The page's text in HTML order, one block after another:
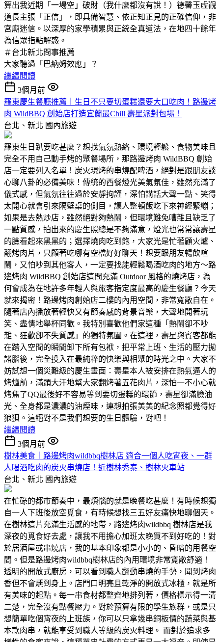
算出我近期「一場空」破財（我什麼都沒有說！）德馨玉虛觀
道長主張「正信」，即具備智慧、依正知正見的正確信仰，非
宮廟迷信。以深厚的家學積累與正統全真道法，在地四十餘年
為信眾指點解惑。
＃台北新北問事推薦
大家聽過「巴納姆效應」？
繼續閱讀
3個月前
羅東慶生餐廳推薦｜生日不只要切蛋糕還要大口吃肉！路邊烤
肉 WildBBQ 創始店打造宜蘭最Chill 壽星派對包場！
台北、新北 國內旅遊
羅東生日趴要吃甚麼？想找氣氛熱絡、環境輕鬆、食物美味且
完全不用自己動手烤的聚餐場所，那路邊烤肉 WildBBQ 創始
店一定要列入名單！炭火現烤的串燒配啤酒，絕對是跟朋友談
心聊八卦的必備美味！傳統的西餐燈光美氣氛佳，雖然充滿了
儀式感，但氣氛往往過於安靜拘謹，深怕講話大聲一點、笑得
太開心就會引來隔壁桌的側目，讓人整頓飯吃下來神經緊繃；
如果是去熱炒店，雖然絕對夠熱鬧，但環境難免嘈雜且缺乏了
一點質感，拍出來的慶生照總是不夠滿意，燈光也常常讓壽星
的臉看起來黑黑的；選擇燒肉吃到飽，大家光是忙著顧火爐、
翻烤肉片，只顧著吃哪有空檔好好聊天！想要跟朋友暢飲喧
鬧，又怕吵到其他客人，一定要找能輕鬆喝酒吃肉的地方～路
邊烤肉 WildBBQ 創始店這間充滿 Outdoor 風格的燒烤店，為
何會成為在地許多年輕人與旅客指定度最高的慶生餐廳？今天
就來揭密！路邊烤肉創始店二樓的內用空間，非常寬敞自在。
隨著店內播放著輕快又有節奏感的背景音樂，大聲地開著玩
笑、盡情地舉杯同歡。我特別喜歡他們家這種「熱鬧卻不吵
雜、狂歡卻不失質感」的獨特氛圍。在這裡，壽星與賓客都能
在踏入空間的瞬間卸下所有包袱，把平常上班、生活的壓力拋
諸腦後，完全投入在最純粹的快樂與相聚的時光之中。大家不
妨試想一個災難級的慶生畫面：壽星本人被安排在熱氣逼人的
烤爐前，滿頭大汗地幫大家翻烤著五花肉片，深怕一不小心就
烤焦了QQ最後好不容易等到要切蛋糕的環節，壽星卻滿臉油
光、全身都是濃濃的油煙味，連想拍張美美的紀念照都覺得好
狼狽。這絕對不是我們想要的生日體驗，對吧！
繼續閱讀
3個月前
樹林美食｜路邊烤肉wildbbq樹林店 適合一個人吃宵夜、一群
人喝酒吃肉的炭火串燒店！近樹林秀泰、樹林火車站
台北、新北 國內旅遊
在忙碌的都市節奏中，最煩惱的就是晚餐吃甚麼！有時候想獨
自一人下班後放空覓食，有時候想找三五好友痛快地聊個天。
在樹林這片充滿生活感的地帶，路邊烤肉wildbbq 樹林店是我
深夜的覓食好去處，讓我不用擔心加班太晚買不到好吃的！對
於居酒屋或串燒店，我的基本印象都是小小的、昏暗的用餐空
間。但是路邊烤肉wildbbq樹林店的內用環境非常寬敞舒適！
透明的開放式廚房，可以看到職人翻動串燒的手勢，聞到烤肉
香但不會燻到身上。店門口明亮且乾淨的開放式冰櫃，就是所
有美味的起點。每一串食材都整齊地排列著，價格標示得一清
二楚，完全沒有點餐壓力。對於預算有限的學生族群，或是只
想簡單吃個宵夜的上班族，你可以只拿幾串銅板價的蔬菜與基
本款肉串，就能享受到職人等級的炭火料理。 而對於追求多